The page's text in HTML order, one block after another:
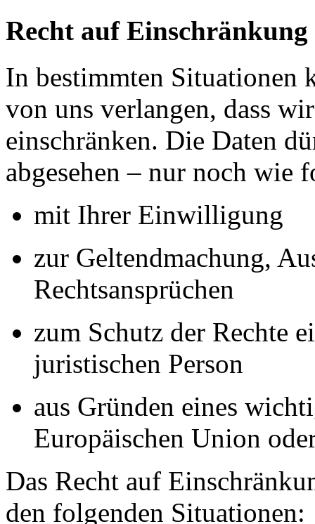
Recht auf
In bestimmten Situationen
von uns verlangen, dass
einschränken. Die Daten
abgesehen – nur noch wie
mit Ihrer Einwilligung
zur Geltendmachung,
Rechtsansprüchen
zum Schutz der Rechte
juristischen Person
aus Gründen eines
Europäischen Union
Das Recht auf
den folgenden Situationen: